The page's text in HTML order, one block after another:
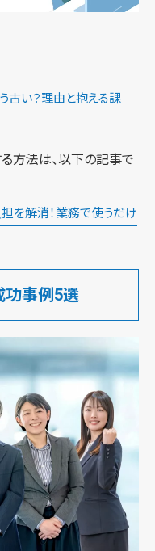
古い？理由と抱える課
方法は、以下の記事で
を解消！業務で使うだけ
功事例5選